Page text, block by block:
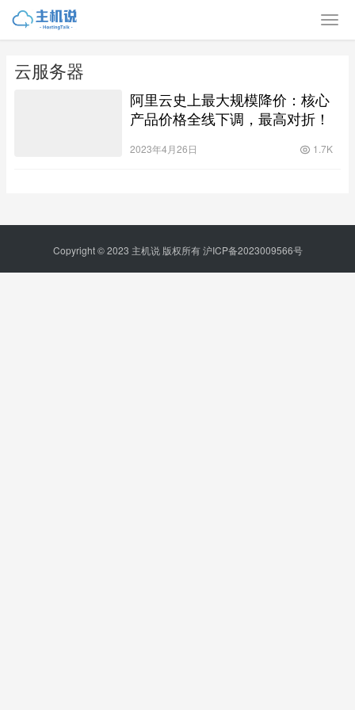
云服务器
阿里云史上最大规模降价：核心
产品价格全线下调，最高对折！
2023年4月26日 1.7K
Copyright © 2023 主机说版权所有沪ICP备2023009566号